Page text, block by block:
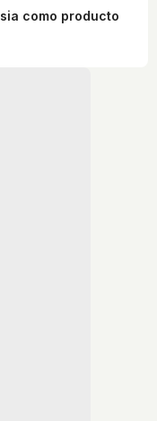
como producto